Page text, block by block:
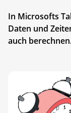
In Microsofts
Daten und
auch